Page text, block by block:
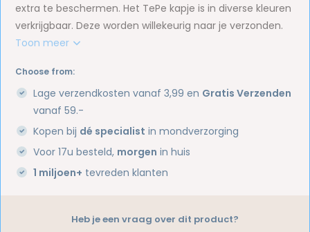
extra te beschermen. Het TePe kapje is in diverse kleuren
verkrijgbaar. Deze worden willekeurig naar je verzonden.
Toon meer
Choose from:
Lage verzendkosten vanaf 3,99 en Gratis Verzenden
vanaf 59.-
Kopen bij dé specialist in mondverzorging
Voor 17u besteld, morgen in huis
1 miljoen+ tevreden klanten
Heb je een vraag over dit product?